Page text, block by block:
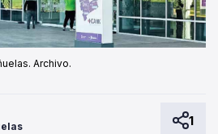
Archivo.
1